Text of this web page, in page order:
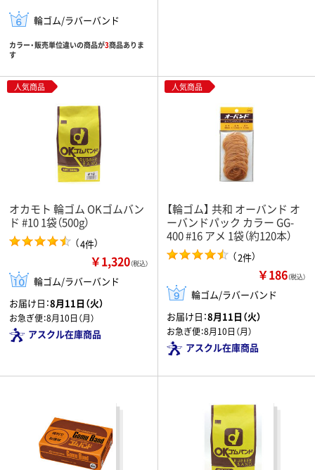
輪ゴム/ラバーバンド
カラー・販売単位違いの商品が3商品ありま
す
人気商品
オカモト 輪ゴム OKゴムバン
ド #10 1袋（500g）
（4件）
￥1,320（税込）
輪ゴム/ラバーバンド
お届け日：8月11日（火）
お急ぎ便：8月10日（月）
アスクル在庫商品
人気商品
【輪ゴム】 共和 オーバンド オ
ーバンドパック カラー GG-
400 #16 アメ 1袋（約120本）
（2件）
￥186（税込）
輪ゴム/ラバーバンド
お届け日：8月11日（火）
お急ぎ便：8月10日（月）
アスクル在庫商品